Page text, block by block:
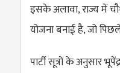
इसके अलावा, राज्य में
योजना बनाई है, जो
पार्टी सूत्रों के अनुसार